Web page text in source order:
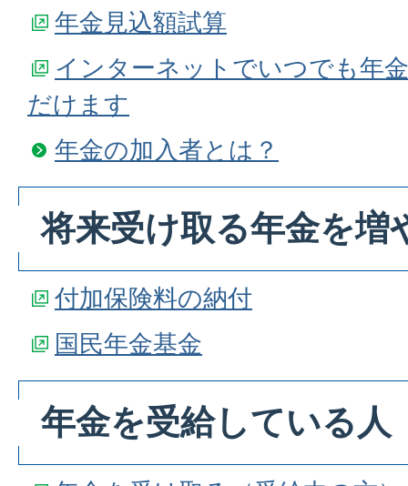
年金見込額試算
インターネットでいつでも年
だけます
年金の加入者とは？
将来受け取る年金を増
付加保険料の納付
国民年金基金
年金を受給している人